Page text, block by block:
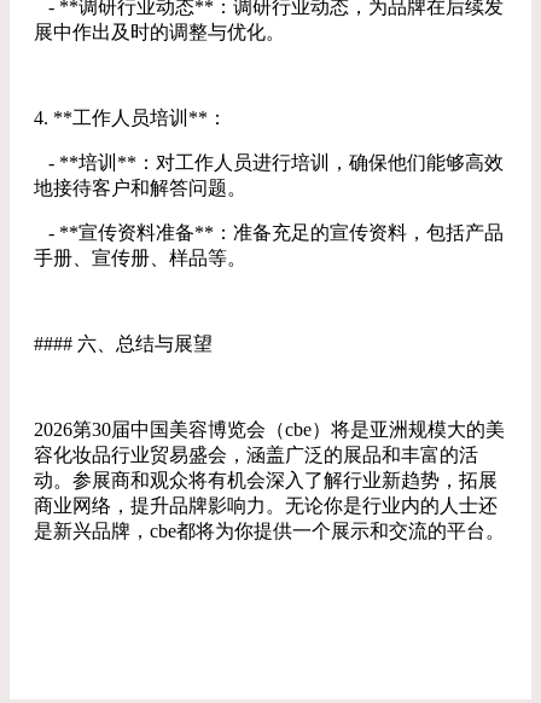
- **调研行业动态**：调研行业动态，为品牌在后续发
展中作出及时的调整与优化。
4. **工作人员培训**：
- **培训**：对工作人员进行培训，确保他们能够高效
地接待客户和解答问题。
- **宣传资料准备**：准备充足的宣传资料，包括产品
手册、宣传册、样品等。
#### 六、总结与展望
2026第30届中国美容博览会（cbe）将是亚洲规模大的美
容化妆品行业贸易盛会，涵盖广泛的展品和丰富的活
动。参展商和观众将有机会深入了解行业新趋势，拓展
商业网络，提升品牌影响力。无论你是行业内的人士还
是新兴品牌，cbe都将为你提供一个展示和交流的平台。